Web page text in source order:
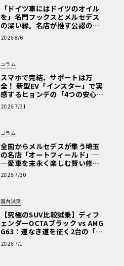
「ドイツ車にはドイツのオイル
を」名門フックスとメルセデス
の深い縁。名店が推す公認の安
心と、Cクラスで味わうシルキー
な走り〈PR〉
2026 8/6
コラム
スマホで完結、サポートは万
全！ 新型EV「インスター」で実
感するヒョンデの「4つの安心」
【第1回・ヒョンデ6つの疑問：
Why? Hyundai?】〈PR〉
2026 7/31
コラム
全国からメルセデスが集う埼玉
の名店「オートフィールド」─
─愛車を末永く楽しむ賢い修理
術と、プロがフックス製オイル
を選ぶ理由〈PR〉
2026 7/30
国内試乗
【究極のSUV比較試乗】ディフ
ェンダーOCTAブラック vs AMG
G63：道なき道を征く2台の「対
極的アプローチ」
2026 7/1